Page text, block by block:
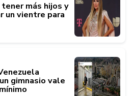
más hijos y
un vientre para
gimnasio vale